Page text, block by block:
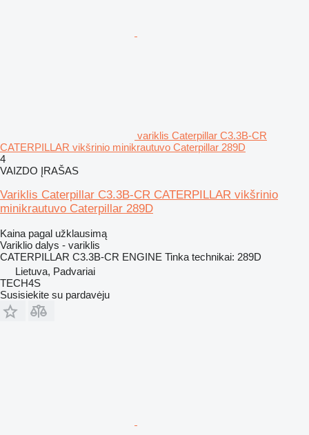
variklis Caterpillar C3.3B-CR
CATERPILLAR vikšrinio minikrautuvo Caterpillar 289D
4
VAIZDO ĮRAŠAS
Variklis Caterpillar C3.3B-CR CATERPILLAR vikšrinio
minikrautuvo Caterpillar 289D
Kaina pagal užklausimą
Variklio dalys - variklis
CATERPILLAR C3.3B-CR ENGINE Tinka technikai: 289D
Lietuva, Padvariai
TECH4S
Susisiekite su pardavėju